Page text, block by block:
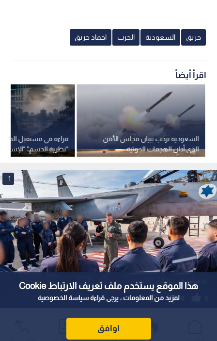
هذا الموقع يستخدم ملف تعريف الارتباط Cookie
لمزيد من المعلومات ، يرجى قراءةسياسة الخصوصية
اوافق
حريق السعودية الحرب اخماد حريق
اقرأ أيضاً
قراءة في مستقبل
"نظرية الحسم"
السلطة الفلسطينية
السعودية ترحب ببيان مجلس الأمن
الذي أدان الهجمات الحوثية
الطيران الإسرائيلي
1
القناة 13 العبرية: تل أبيب تكثف
استعداداتها لشن عمليات عسكرية